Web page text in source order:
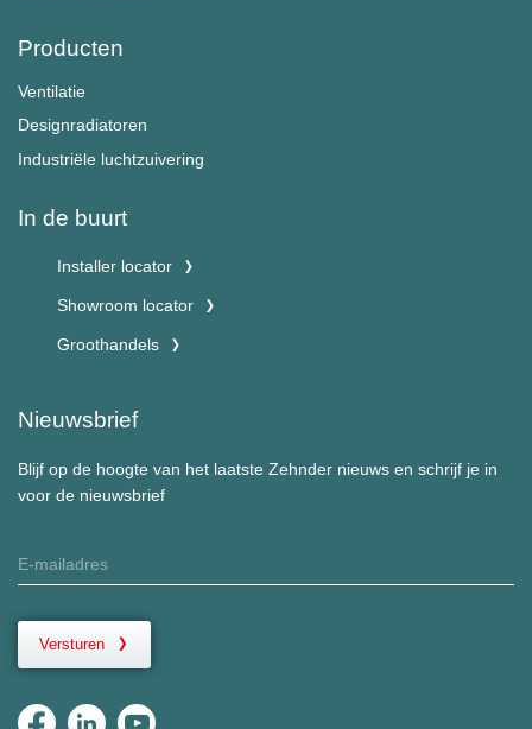
Producten
Ventilatie
Designradiatoren
Industriële luchtzuivering
In de buurt
Installer locator
Showroom locator
Groothandels
Nieuwsbrief
Blijf op de hoogte van het laatste Zehnder nieuws en schrijf je in
voor de nieuwsbrief
Versturen